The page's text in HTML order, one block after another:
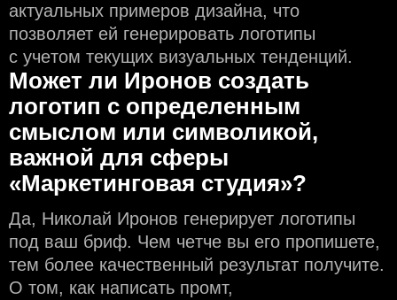
актуальных примеров дизайна, что
позволяет ей генерировать логотипы
с учeтом текущих визуальных тенденций.
Может ли Иронов создать
логотип с определeнным
смыслом или символикой,
важной для сферы
«Маркетинговая студия»?
Да, Николай Иронов генерирует логотипы
под ваш бриф. Чем чeтче вы его пропишете,
тем более качественный результат получите.
О том, как написать промт,